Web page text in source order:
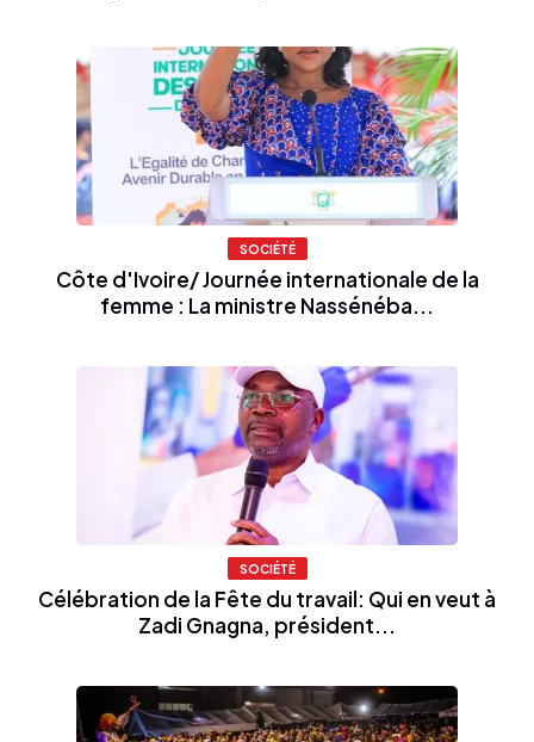
SOCIÉTÉ
Côte d'Ivoire/ Journée internationale de la
femme : La ministre Nassénéba...
SOCIÉTÉ
Célébration de la Fête du travail: Qui en veut à
Zadi Gnagna, président...